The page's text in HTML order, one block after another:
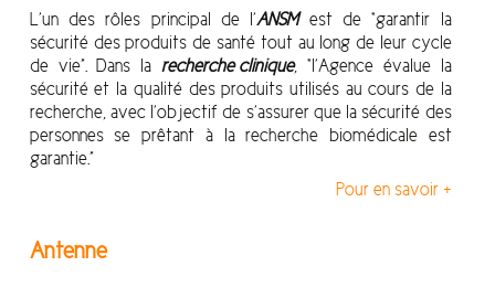
L’un des rôles principal de l’ANSMest de “garantir la
sécurité des produits de santé tout au long de leur cycle
de vie”. Dans la recherche clinique, “l’Agence évalue la
sécurité et la qualité des produits utilisés au cours de la
recherche, avec l’objectif de s’assurer que la sécurité des
personnes se prêtant à la recherche biomédicale est
garantie.”
Pour en savoir +
Antenne